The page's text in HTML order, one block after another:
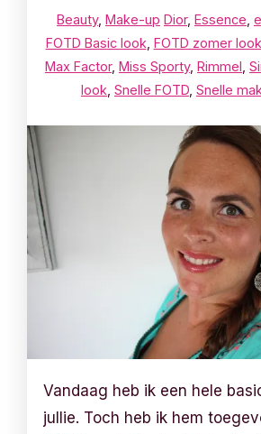
Beauty, Make-up Dior, Essence
FOTD Basic look FOTD zomer look
Max Factor, Miss Sporty, Rimmel
look Snelle FOTD Snelle
Vandaag heb ik een hele
jullie. Toch heb ik hem